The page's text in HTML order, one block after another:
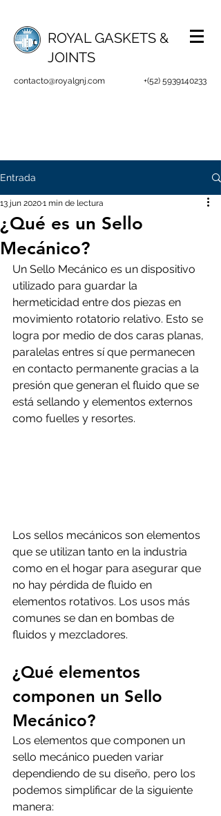
ROYAL GASKETS &
JOINTS
contacto@royalgnj.com +(52) 5939140233
Entrada
¿Qué es un Sello
Mecánico?
13 jun 20201 min de lectura
Un Sello Mecánico es un dispositivo
utilizado para guardar la
hermeticidad entre dos piezas en
movimiento rotatorio relativo. Esto se
logra por medio de dos caras planas,
paralelas entres sí que permanecen
en contacto permanente gracias a la
presión que generan el fluido que se
está sellando y elementos externos
como fuelles y resortes.
Los sellos mecánicos son elementos
que se utilizan tanto en la industria
como en el hogar para asegurar que
no hay pérdida de fluido en
elementos rotativos. Los usos más
comunes se dan en bombas de
fluidos y mezcladores.
¿Qué elementos
componen un Sello
Mecánico?
Los elementos que componen un
sello mecánico pueden variar
dependiendo de su diseño, pero los
podemos simplificar de la siguiente
manera: